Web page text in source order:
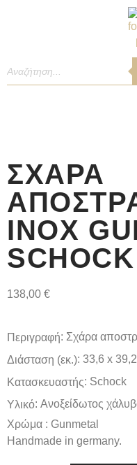
ΣΧΆΡΑ
INOX
SCHOCK
138,00 €
Περιγραφή: Σχάρα
Διάσταση (εκ.): 33,6 x
Κατασκευαστής: Schock
Υλικό: Ανοξείδωτος
Χρώμα : Gunmetal
Handmade in germany.